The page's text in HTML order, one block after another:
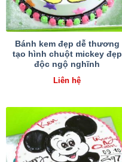
Bánh kem đẹp dễ thương
tạo hình chuột mickey đẹp
độc ngộ nghĩnh
Liên hệ